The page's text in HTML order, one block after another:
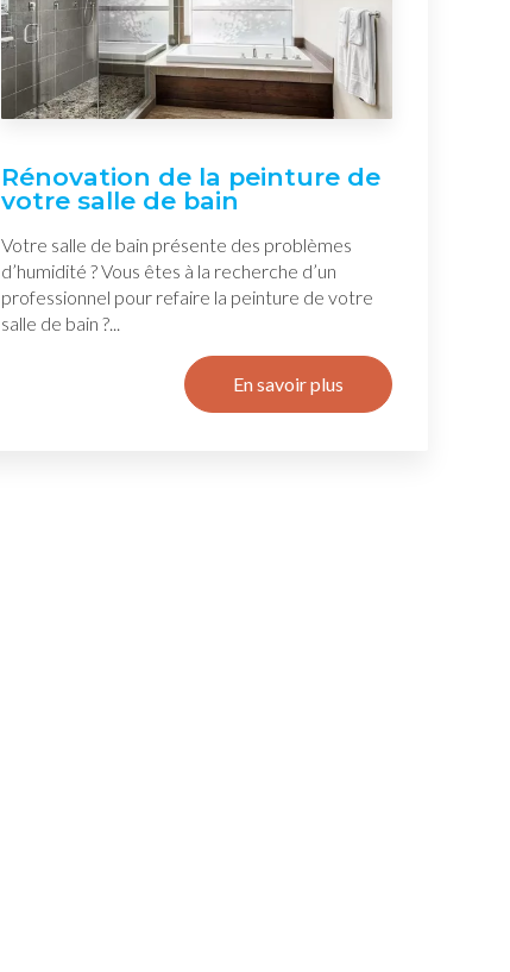
Rénovation de la peinture de
votre salle de bain
Votre salle de bain présente des problèmes
d’humidité ? Vous êtes à la recherche d’un
professionnel pour refaire la peinture de votre
salle de bain ?...
En savoir plus